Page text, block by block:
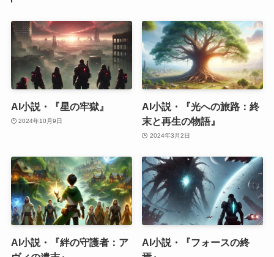
AI小説・『星の牢獄』
2024年10月9日
AI小説・『光への旅路：終
末と再生の物語』
2024年3月2日
AI小説・『絆の守護者：ア
AI小説・『フォースの終